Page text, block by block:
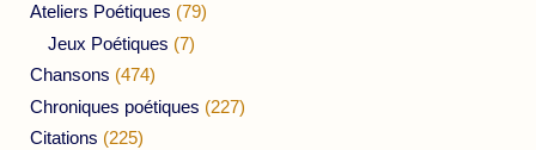
Ateliers Poétiques (79)
Jeux Poétiques (7)
Chansons (474)
Chroniques poétiques (227)
Citations (225)